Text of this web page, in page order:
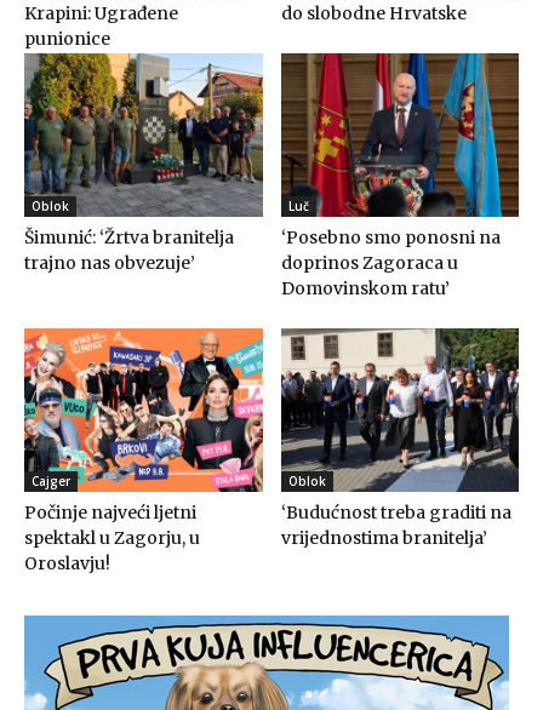
Krapini: Ugrađene
punionice
do slobodne Hrvatske
Oblok
Šimunić: ‘Žrtva branitelja
trajno nas obvezuje’
Luč
‘Posebno smo ponosni na
doprinos Zagoraca u
Domovinskom ratu’
Cajger
Počinje najveći ljetni
spektakl u Zagorju, u
Oroslavju!
Oblok
‘Budućnost treba graditi na
vrijednostima branitelja’